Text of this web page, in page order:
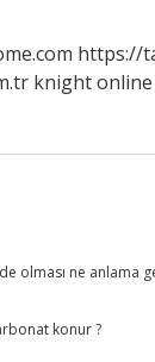
https://
knight online
olması ne anlama
konur ?